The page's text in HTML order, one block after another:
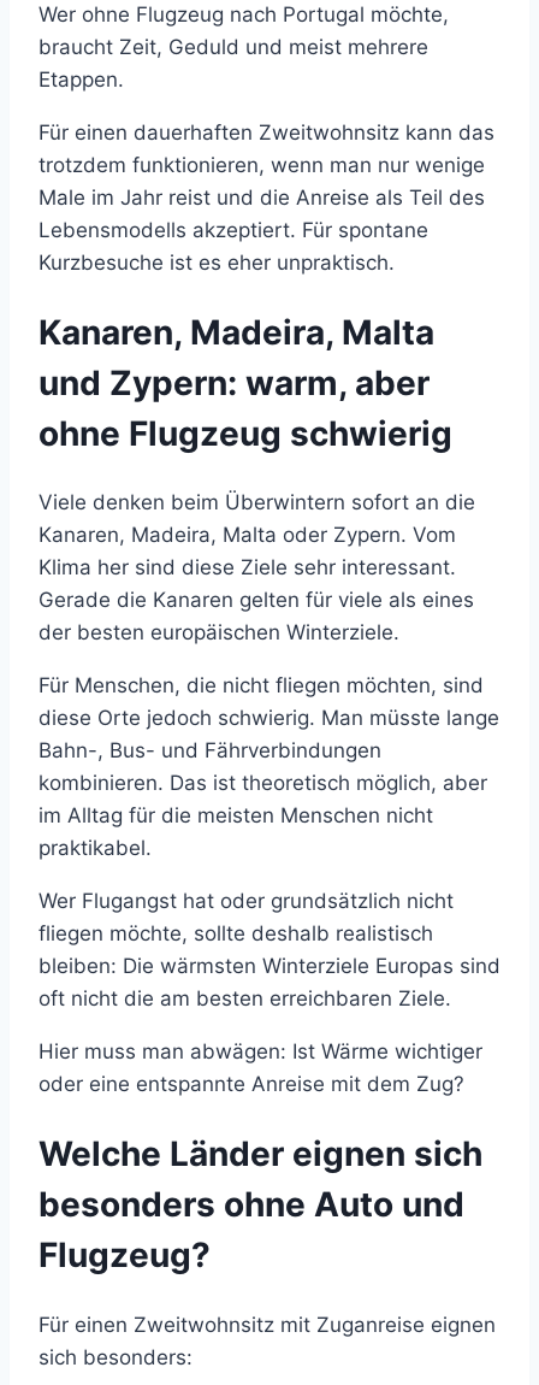
Wer ohne Flugzeug nach Portugal möchte,
braucht Zeit, Geduld und meist mehrere
Etappen.
Für einen dauerhaften Zweitwohnsitz kann das
trotzdem funktionieren, wenn man nur wenige
Male im Jahr reist und die Anreise als Teil des
Lebensmodells akzeptiert. Für spontane
Kurzbesuche ist es eher unpraktisch.
Kanaren, Madeira, Malta
und Zypern: warm, aber
ohne Flugzeug schwierig
Viele denken beim Überwintern sofort an die
Kanaren, Madeira, Malta oder Zypern. Vom
Klima her sind diese Ziele sehr interessant.
Gerade die Kanaren gelten für viele als eines
der besten europäischen Winterziele.
Für Menschen, die nicht fliegen möchten, sind
diese Orte jedoch schwierig. Man müsste lange
Bahn-, Bus- und Fährverbindungen
kombinieren. Das ist theoretisch möglich, aber
im Alltag für die meisten Menschen nicht
praktikabel.
Wer Flugangst hat oder grundsätzlich nicht
fliegen möchte, sollte deshalb realistisch
bleiben: Die wärmsten Winterziele Europas sind
oft nicht die am besten erreichbaren Ziele.
Hier muss man abwägen: Ist Wärme wichtiger
oder eine entspannte Anreise mit dem Zug?
Welche Länder eignen sich
besonders ohne Auto und
Flugzeug?
Für einen Zweitwohnsitz mit Zuganreise eignen
sich besonders: